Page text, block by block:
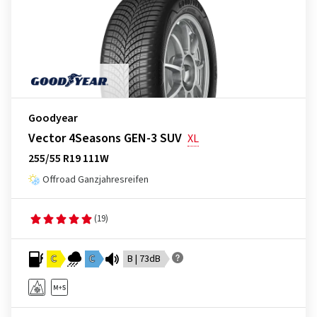
Goodyear
Vector 4Seasons GEN-3 SUV XL
255/55 R19 111W
Offroad Ganzjahresreifen
(19)
C C B | 73dB